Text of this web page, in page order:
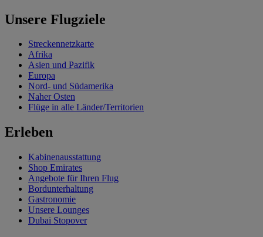
Unsere Flugziele
Streckennetzkarte
Afrika
Asien und Pazifik
Europa
Nord- und Südamerika
Naher Osten
Flüge in alle Länder/Territorien
Erleben
Kabinenausstattung
Shop Emirates
Angebote für Ihren Flug
Bordunterhaltung
Gastronomie
Unsere Lounges
Dubai Stopover